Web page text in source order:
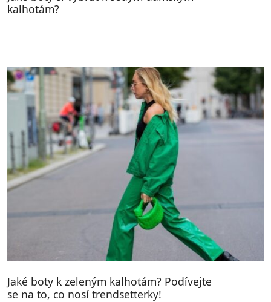
kalhotám?
Jaké boty k zeleným kalhotám? Podívejte
se na to, co nosí trendsetterky!